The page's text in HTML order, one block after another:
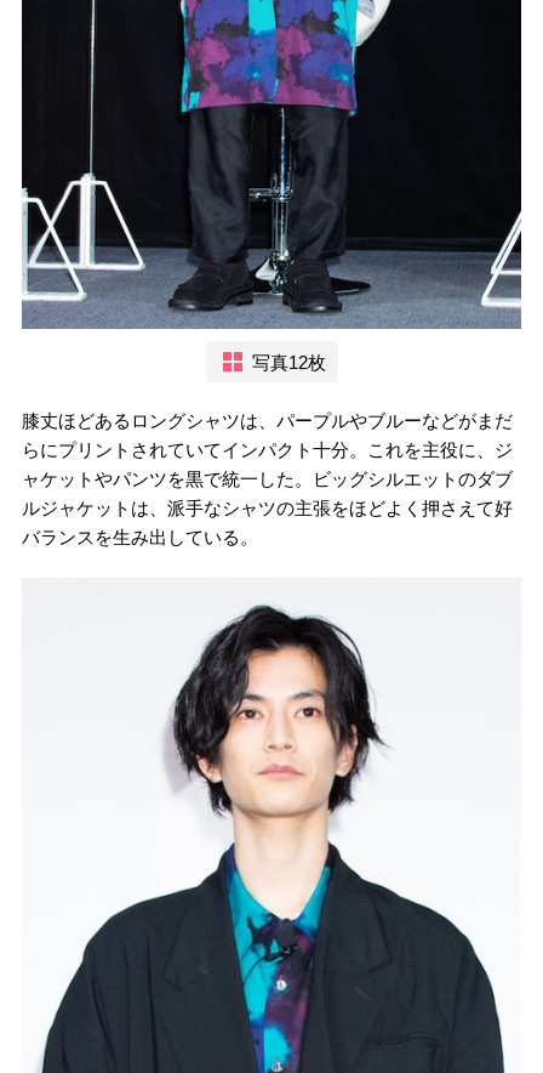
写真12枚
膝丈ほどあるロングシャツは、パープルやブルーなどがまだ
らにプリントされていてインパクト十分。これを主役に、ジ
ャケットやパンツを黒で統一した。ビッグシルエットのダブ
ルジャケットは、派手なシャツの主張をほどよく押さえて好
バランスを生み出している。